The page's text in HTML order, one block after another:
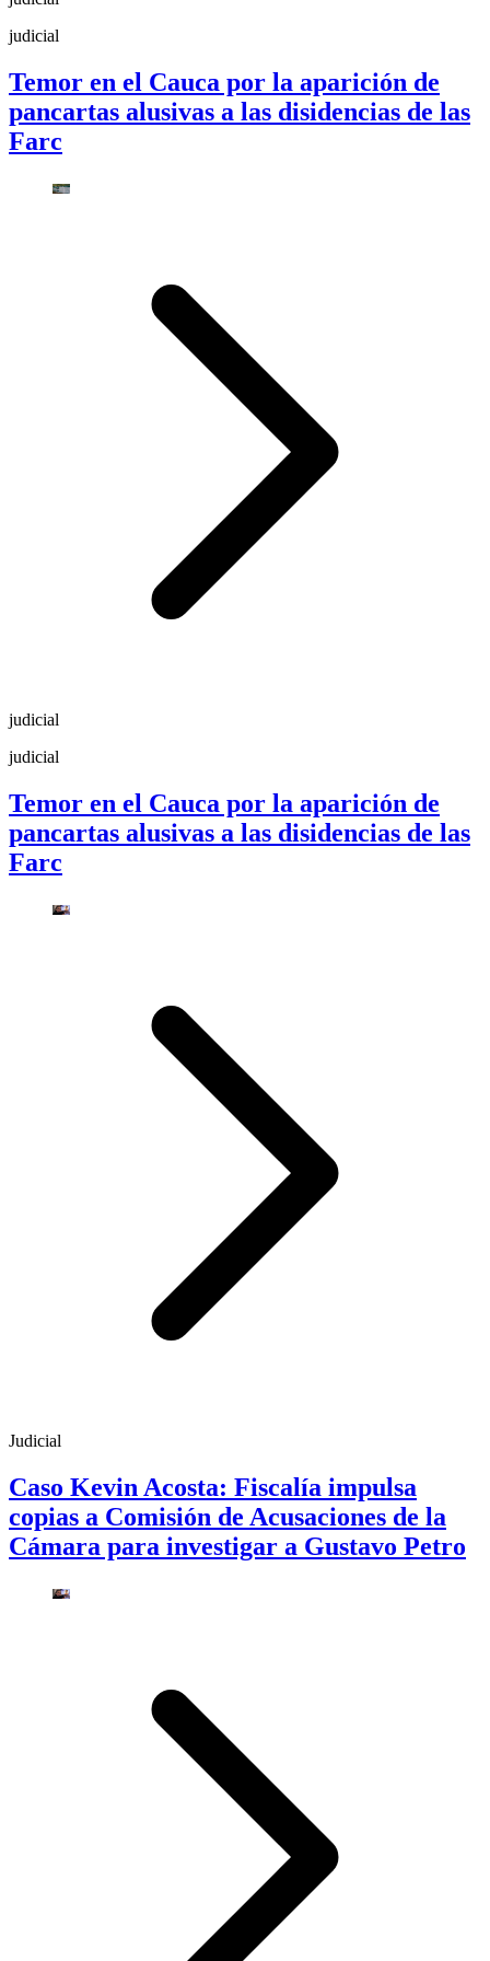
judicial
Temor en el Cauca por la aparición de
pancartas alusivas a las disidencias de las
Farc
judicial
judicial
Temor en el Cauca por la aparición de
pancartas alusivas a las disidencias de las
Farc
Judicial
Caso Kevin Acosta: Fiscalía impulsa
copias a Comisión de Acusaciones de la
Cámara para investigar a Gustavo Petro